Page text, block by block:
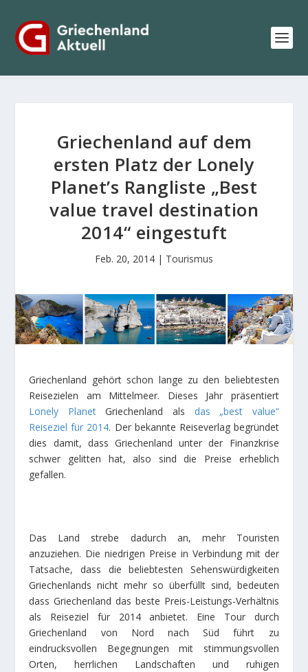
Griechenland auf dem
ersten Platz der Lonely
Planet’s Rangliste „Best
value travel destination
2014“ eingestuft
Feb. 20, 2014 | Tourismus
Griechenland gehört schon lange zu den beliebtesten
Reisezielen am Mittelmeer. Dieses Jahr präsentiert
Lonely PlanetGriechenland als das „best value“
Reiseziel für 2014. Der bekannte Reiseverlag begründet
dies damit, dass Griechenland unter der Finanzkrise
schwer gelitten hat, also sind die Preise erheblich
gefallen.
Das Land strebe dadurch an, mehr Touristen
anzuziehen. Die niedrigen Preise in Verbindung mit der
Tatsache, dass die beliebtesten Sehenswürdigkeiten
Griechenlands nicht mehr so überfüllt sind, bedeuten
dass Griechenland das beste Preis-Leistungs-Verhältnis
als Reiseziel für 2014 anbietet. Eine Tour durch
Griechenland von Nord nach Süd führt zu
eindrucksvollen Begegnungen mit stimmungsvollen
Orten, herrlichen Landschaften und ruhigen